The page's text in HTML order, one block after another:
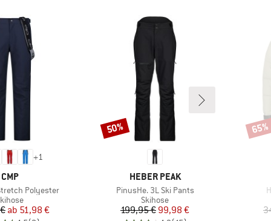
+1
MARKE
CMP
Polyester
Preis
reduzierter Preis
ab 51,98 €
MARKE
HEBER PEAK
Artikel
PinusHe. 3L Ski Pants
Produktgruppe
Skihose
Preis
199,95 €reduzierter Preis
99,98 €
Rabatt
50% 65%